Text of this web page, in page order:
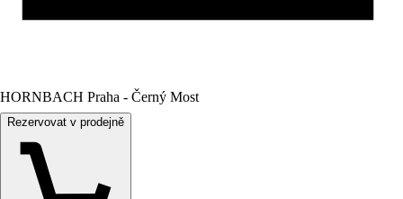
HORNBACH Praha - Černý Most
Rezervovat v prodejně